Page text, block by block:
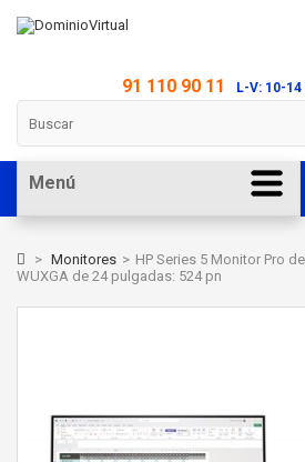
91 110 90 11 L-V: 10-
Menú
> Monitores > HP Series 5 Monitor Pro
WUXGA de 24 pulgadas: 524 pn